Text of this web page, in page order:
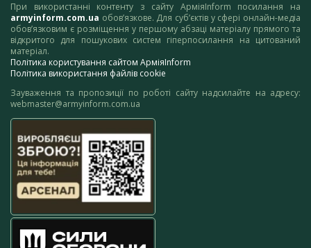
При використанні контенту з сайту АрміяInform посилання на
armyinform.com.ua обов’язкове. Для суб’єктів у сфері онлайн-медіа
обов’язковим є розміщення у першому абзаці матеріалу прямого та
відкритого для пошукових систем гіперпосилання на цитований
матеріал.
Політика користування сайтом АрміяInform
Політика використання файлів cookie
Зауваження та пропозиції по роботі сайту надсилайте на адресу:
webmaster@armyinform.com.ua